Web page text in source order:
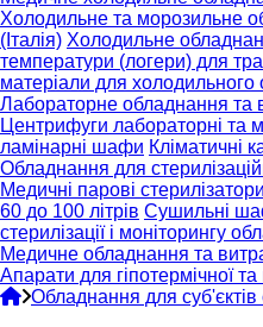
Холодильне та морозильне
(Італія) Холодильне
температури (логери) для
матеріали для холодильного
Лабораторне обладнання та
Центрифуги лабораторні та
ламінарні шафи Кліматичні
Обладнання для
Медичні парові стерилізатори
60 до 100 літрів Сушильні
стерилізації і моніторингу
Медичне обладнання та
Апарати для гіпотермічної
Обладнання для суб'єктів